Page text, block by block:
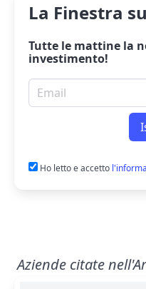
La Finestra
Tutte le mattine la
investimento!
Email per newsletter
Ho letto e accetto
Aziende citate